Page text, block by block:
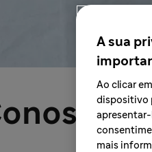
A sua
Ao clicar
dispositivo
apresentar-
mais